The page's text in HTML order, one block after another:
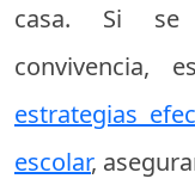
casa. Si se
convivencia,
estrategias
escolar,